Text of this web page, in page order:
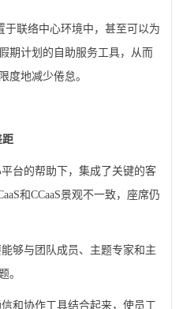
联络中心环境中，甚至可以为
期计划的自助服务工具，从而
度地减少倦怠。
的帮助下，集成了关键的客
和CCaaS景观不一致，座席仍
与团队成员、主题专家和主
。
协作工具结合起来，使员工